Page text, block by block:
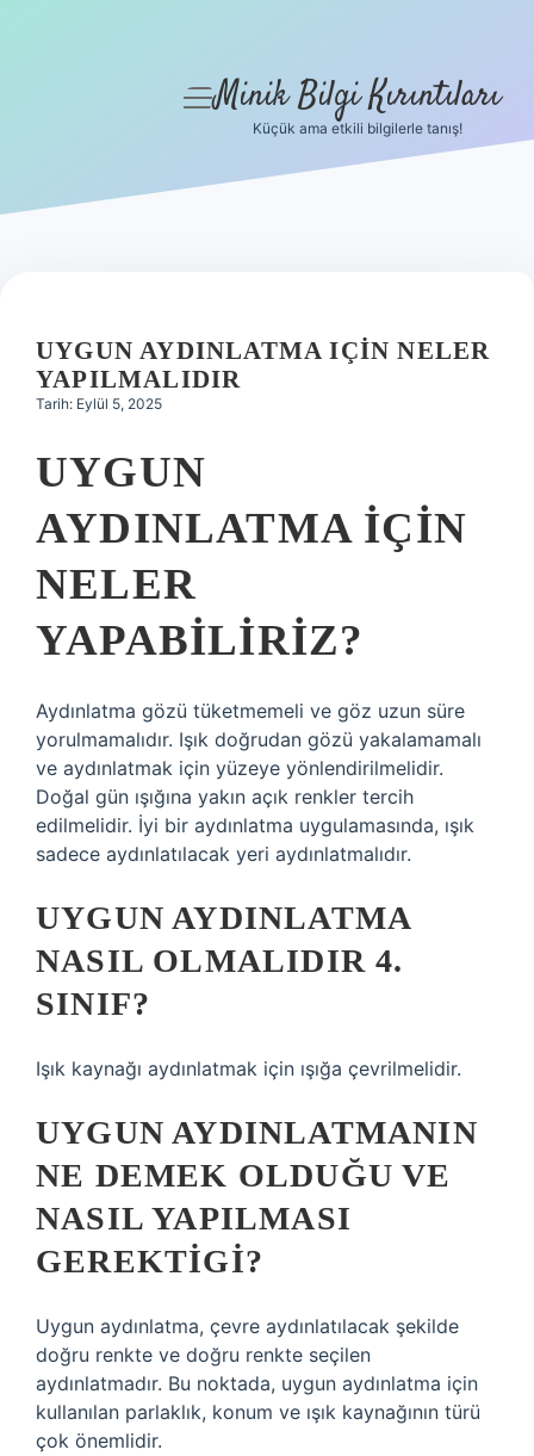
Hakkımızda
menüyü
Minik Bilgi Kırıntıları
Küçük ama etkili bilgilerle tanış!
UYGUN AYDINLATMA IÇIN NELER
YAPILMALIDIR
Tarih: Eylül 5, 2025
UYGUN
AYDINLATMA IÇIN
NELER
YAPABILIRIZ?
Aydınlatma gözü tüketmemeli ve göz uzun süre
yorulmamalıdır. Işık doğrudan gözü yakalamamalı
ve aydınlatmak için yüzeye yönlendirilmelidir.
Doğal gün ışığına yakın açık renkler tercih
edilmelidir. İyi bir aydınlatma uygulamasında, ışık
sadece aydınlatılacak yeri aydınlatmalıdır.
UYGUN AYDINLATMA
NASIL OLMALIDIR 4.
SINIF?
Işık kaynağı aydınlatmak için ışığa çevrilmelidir.
UYGUN AYDINLATMANIN
NE DEMEK OLDUĞU VE
NASIL YAPILMASI
GEREKTIGI?
Uygun aydınlatma, çevre aydınlatılacak şekilde
doğru renkte ve doğru renkte seçilen
aydınlatmadır. Bu noktada, uygun aydınlatma için
kullanılan parlaklık, konum ve ışık kaynağının türü
çok önemlidir.